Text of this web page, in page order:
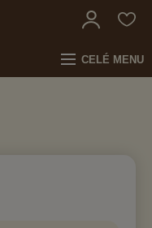
CELÉ MENU